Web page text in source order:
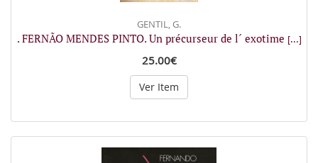
GENTIL, G.
. FERNÃO MENDES PINTO. Un précurseur de l´ exotime [...]
25.00€
Ver Item